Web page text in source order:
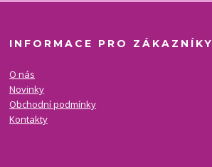
INFORMACE PRO ZÁKAZNÍKY
O nás
Novinky
Obchodní podmínky
Kontakty